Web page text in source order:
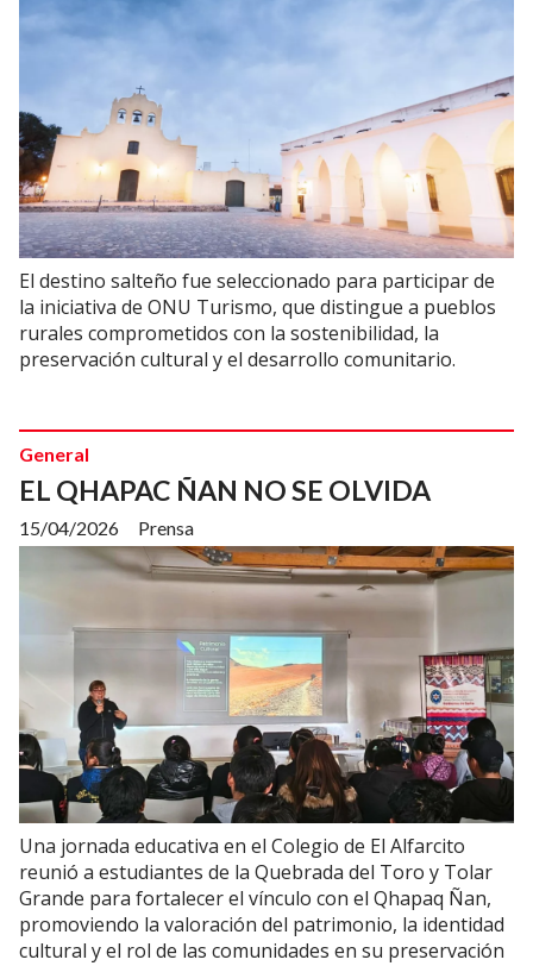
El destino salteño fue seleccionado para participar de
la iniciativa de ONU Turismo, que distingue a pueblos
rurales comprometidos con la sostenibilidad, la
preservación cultural y el desarrollo comunitario.
EL QHAPAC ÑAN NO SE OLVIDA
Prensa
General
15/04/2026
Una jornada educativa en el Colegio de El Alfarcito
reunió a estudiantes de la Quebrada del Toro y Tolar
Grande para fortalecer el vínculo con el Qhapaq Ñan,
promoviendo la valoración del patrimonio, la identidad
cultural y el rol de las comunidades en su preservación